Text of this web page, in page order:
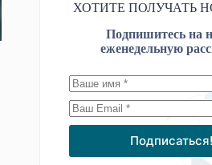
ХОТИТЕ ПОЛУЧАТЬ
Подпишитесь на
еженедельную
Подписаться!